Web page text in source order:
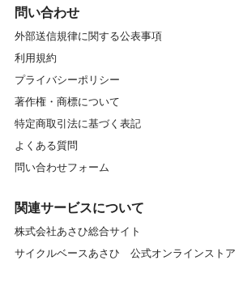
問い合わせ
外部送信規律に関する公表事項
利用規約
プライバシーポリシー
著作権・商標について
特定商取引法に基づく表記
よくある質問
問い合わせフォーム
関連サービスについて
株式会社あさひ総合サイト
サイクルベースあさひ 公式オンラインストア